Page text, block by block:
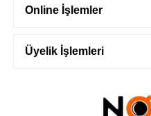
Online İşlemler
Üyelik İşlemleri